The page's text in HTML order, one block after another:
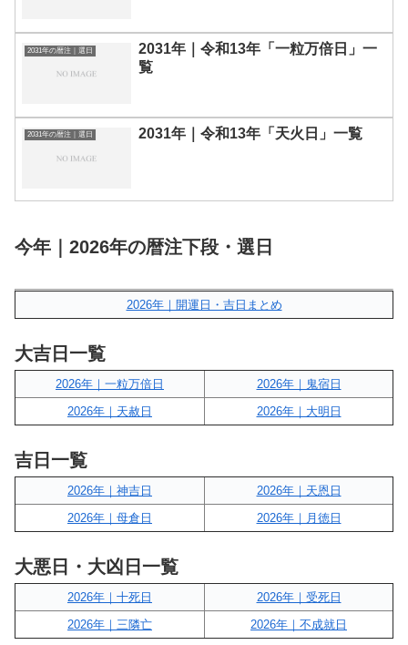
2031年の暦注｜選日
2031年｜令和13年「一粒万倍日」一
覧
2031年の暦注｜選日 2031年｜令和13年「天火日」一覧
今年｜2026年の暦注下段・選日
2026年｜開運日・吉日まとめ
大吉日一覧
2026年｜一粒万倍日
2026年｜鬼宿日
2026年｜天赦日
2026年｜大明日
吉日一覧
2026年｜神吉日
2026年｜天恩日
2026年｜母倉日
2026年｜月徳日
大悪日・大凶日一覧
2026年｜十死日
2026年｜受死日
2026年｜三隣亡
2026年｜不成就日